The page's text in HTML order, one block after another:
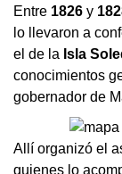
Entre 1826 y
lo llevaron a
el de la Isla
conocimientos
gobernador de
Allí organizó el
quienes lo